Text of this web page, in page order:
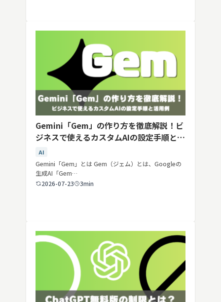
Gemini「Gem」の作り方を徹底解説！ビ
ジネスで使えるカスタムAIの設定手順と活
用例
AI
Gemini「Gem」とは Gem（ジェム）とは、Googleの
生成AI「Gem…
2026-07-23
3min